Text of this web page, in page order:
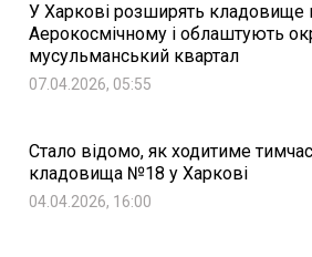
У Харкові розширять кладовище
Аерокосмічному і облаштують
мусульманський квартал
07.04.2026, 05:55
Стало відомо, як ходитиме
кладовища №18 у Харкові
04.04.2026, 16:00